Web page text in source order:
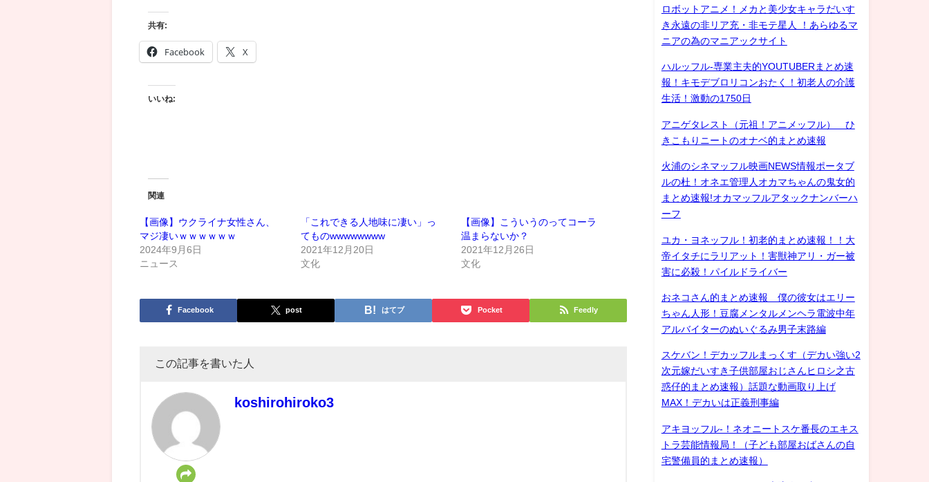
共有:
Facebook X
いいね:
関連
【画像】ウクライナ女性さん、
マジ凄いｗｗｗｗｗｗ
2024年9月6日
ニュース
「これできる人地味に凄い」っ
てものwwwwwwww
2021年12月20日
文化
【画像】こういうのってコーラ
温まらないか？
2021年12月26日
文化
Facebook post はてブ Pocket Feedly
この記事を書いた人
koshirohiroko3
ロボットアニメ！メカと美少女キャラだいす
き永遠の非リア充・非モテ星人 ！あらゆるマ
ニアの為のマニアックサイト
ハルッフル-専業主夫的YOUTUBERまとめ速
報！キモデブロリコンおたく！初老人の介護
生活！激動の1750日
アニゲタレスト（元祖！アニメッフル） ひ
きこもりニートのオナベ的まとめ速報
火浦のシネマッフル映画NEWS情報ポータブ
ルの杜！オネエ管理人オカマちゃんの鬼女的
まとめ速報!オカマッフルアタックナンバーハ
ーフ
ユカ・ヨネッフル！初老的まとめ速報！！大
帝イタチにラリアット！害獣神アリ・ガー被
害に必殺！パイルドライバー
おネコさん的まとめ速報 僕の彼女はエリー
ちゃん人形！豆腐メンタルメンヘラ電波中年
アルバイターのぬいぐるみ男子末路編
スケバン！デカッフルまっくす（デカい強い2
次元嫁だいすき子供部屋おじさんヒロシ之古
惑仔的まとめ速報）話題な動画取り上げ
MAX！デカいは正義刑事編
アキヨッフル-！ネオニートスケ番長のエキス
トラ芸能情報局！（子ども部屋おばさんの自
宅警備員的まとめ速報）